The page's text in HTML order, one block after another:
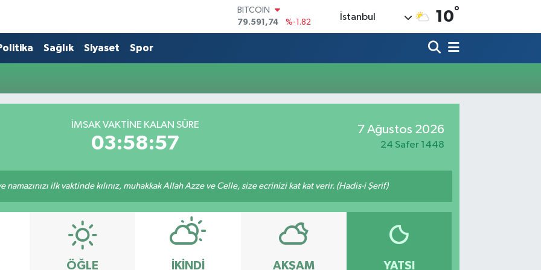
BITCOIN
79.591,74
%-1.82
DOLAR
61,60380
%0.18
İstanbul 10°
Sağlık Siyaset Spor
İMSAK VAKTİNE KALAN SÜRE
03:58:57
7 Ağustos 2026
24 Safer 1448
namazınızı ilk vaktinde kılınız, muhakkak Allah Azze ve Celle, size ecrinizi kat kat verir. (Hadis-i Şerif)
ÖĞLE İKINDI AKŞAM YATSI